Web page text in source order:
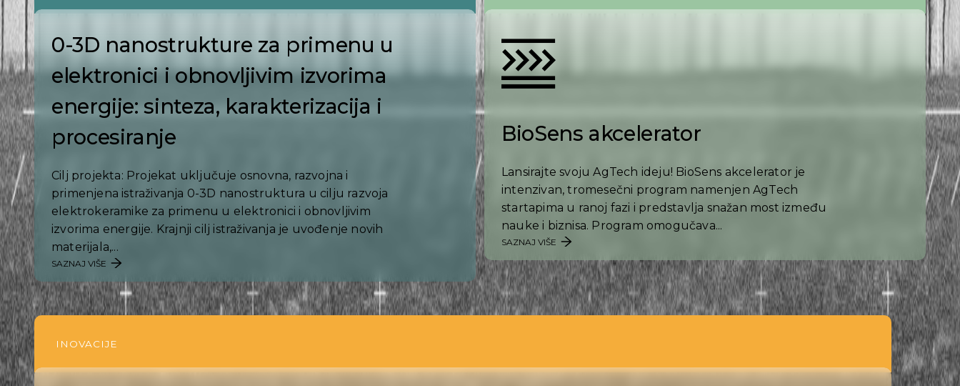
0-3D nanostrukture za primenu u
elektronici i obnovljivim izvorima
energije: sinteza, karakterizacija i
procesiranje
Cilj projekta: Projekat uključuje osnovna, razvojna i
primenjena istraživanja 0-3D nanostruktura u cilju razvoja
elektrokeramike za primenu u elektronici i obnovljivim
izvorima energije. Krajnji cilj istraživanja je uvođenje novih
materijala,...
SAZNAJ VIŠE
BioSens akcelerator
Lansirajte svoju AgTech ideju! BioSens akcelerator je
intenzivan, tromesečni program namenjen AgTech
startapima u ranoj fazi i predstavlja snažan most između
nauke i biznisa. Program omogučava...
SAZNAJ VIŠE
INOVACIJE